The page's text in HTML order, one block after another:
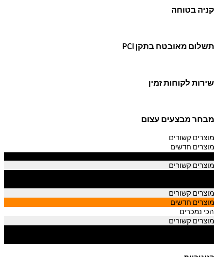
קניה בטוחה
תשלום מאובטח בתקן PCI
שירות לקוחות זמין
מבחר מבצעים עצום
מוצרים קשורים
מוצרים חדשים
מוצרים קשורים
מוצרים קשורים
מוצרים חדשים
הכי נמכרים
מוצרים קשורים